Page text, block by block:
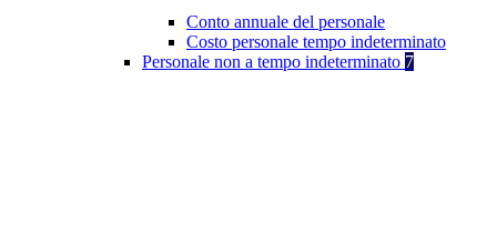
Conto annuale del personale
Costo personale tempo indeterminato
Personale non a tempo indeterminato 7